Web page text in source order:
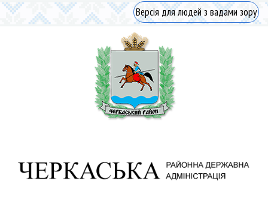
Версія для людей з вадами зору